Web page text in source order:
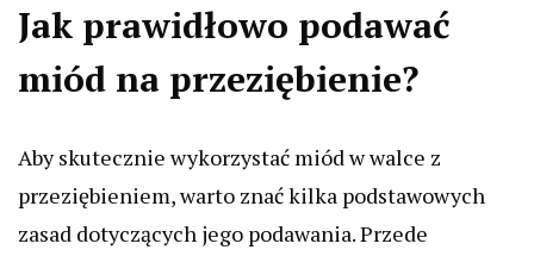
Jak prawidłowo podawać
miód na przeziębienie?
Aby skutecznie wykorzystać miód w walce z
przeziębieniem, warto znać kilka podstawowych
zasad dotyczących jego podawania. Przede